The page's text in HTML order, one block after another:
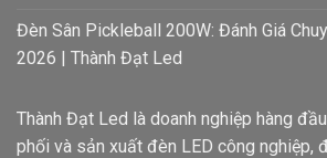
Đèn Sân Pickleball 200W: Đánh Giá
2026 | Thành Đạt Led
Thành Đạt Led là doanh nghiệp hàng
phối và sản xuất đèn LED công nghiệp,